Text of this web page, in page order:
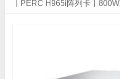
丨PERC H965i阵列卡丨